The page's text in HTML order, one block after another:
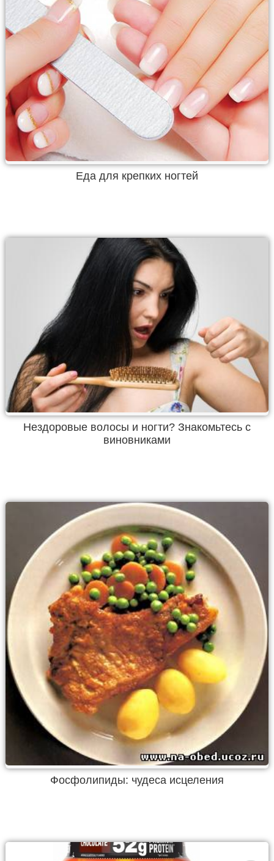
Еда для крепких ногтей
Нездоровые волосы и ногти? Знакомьтесь с
виновниками
Фосфолипиды: чудеса исцеления